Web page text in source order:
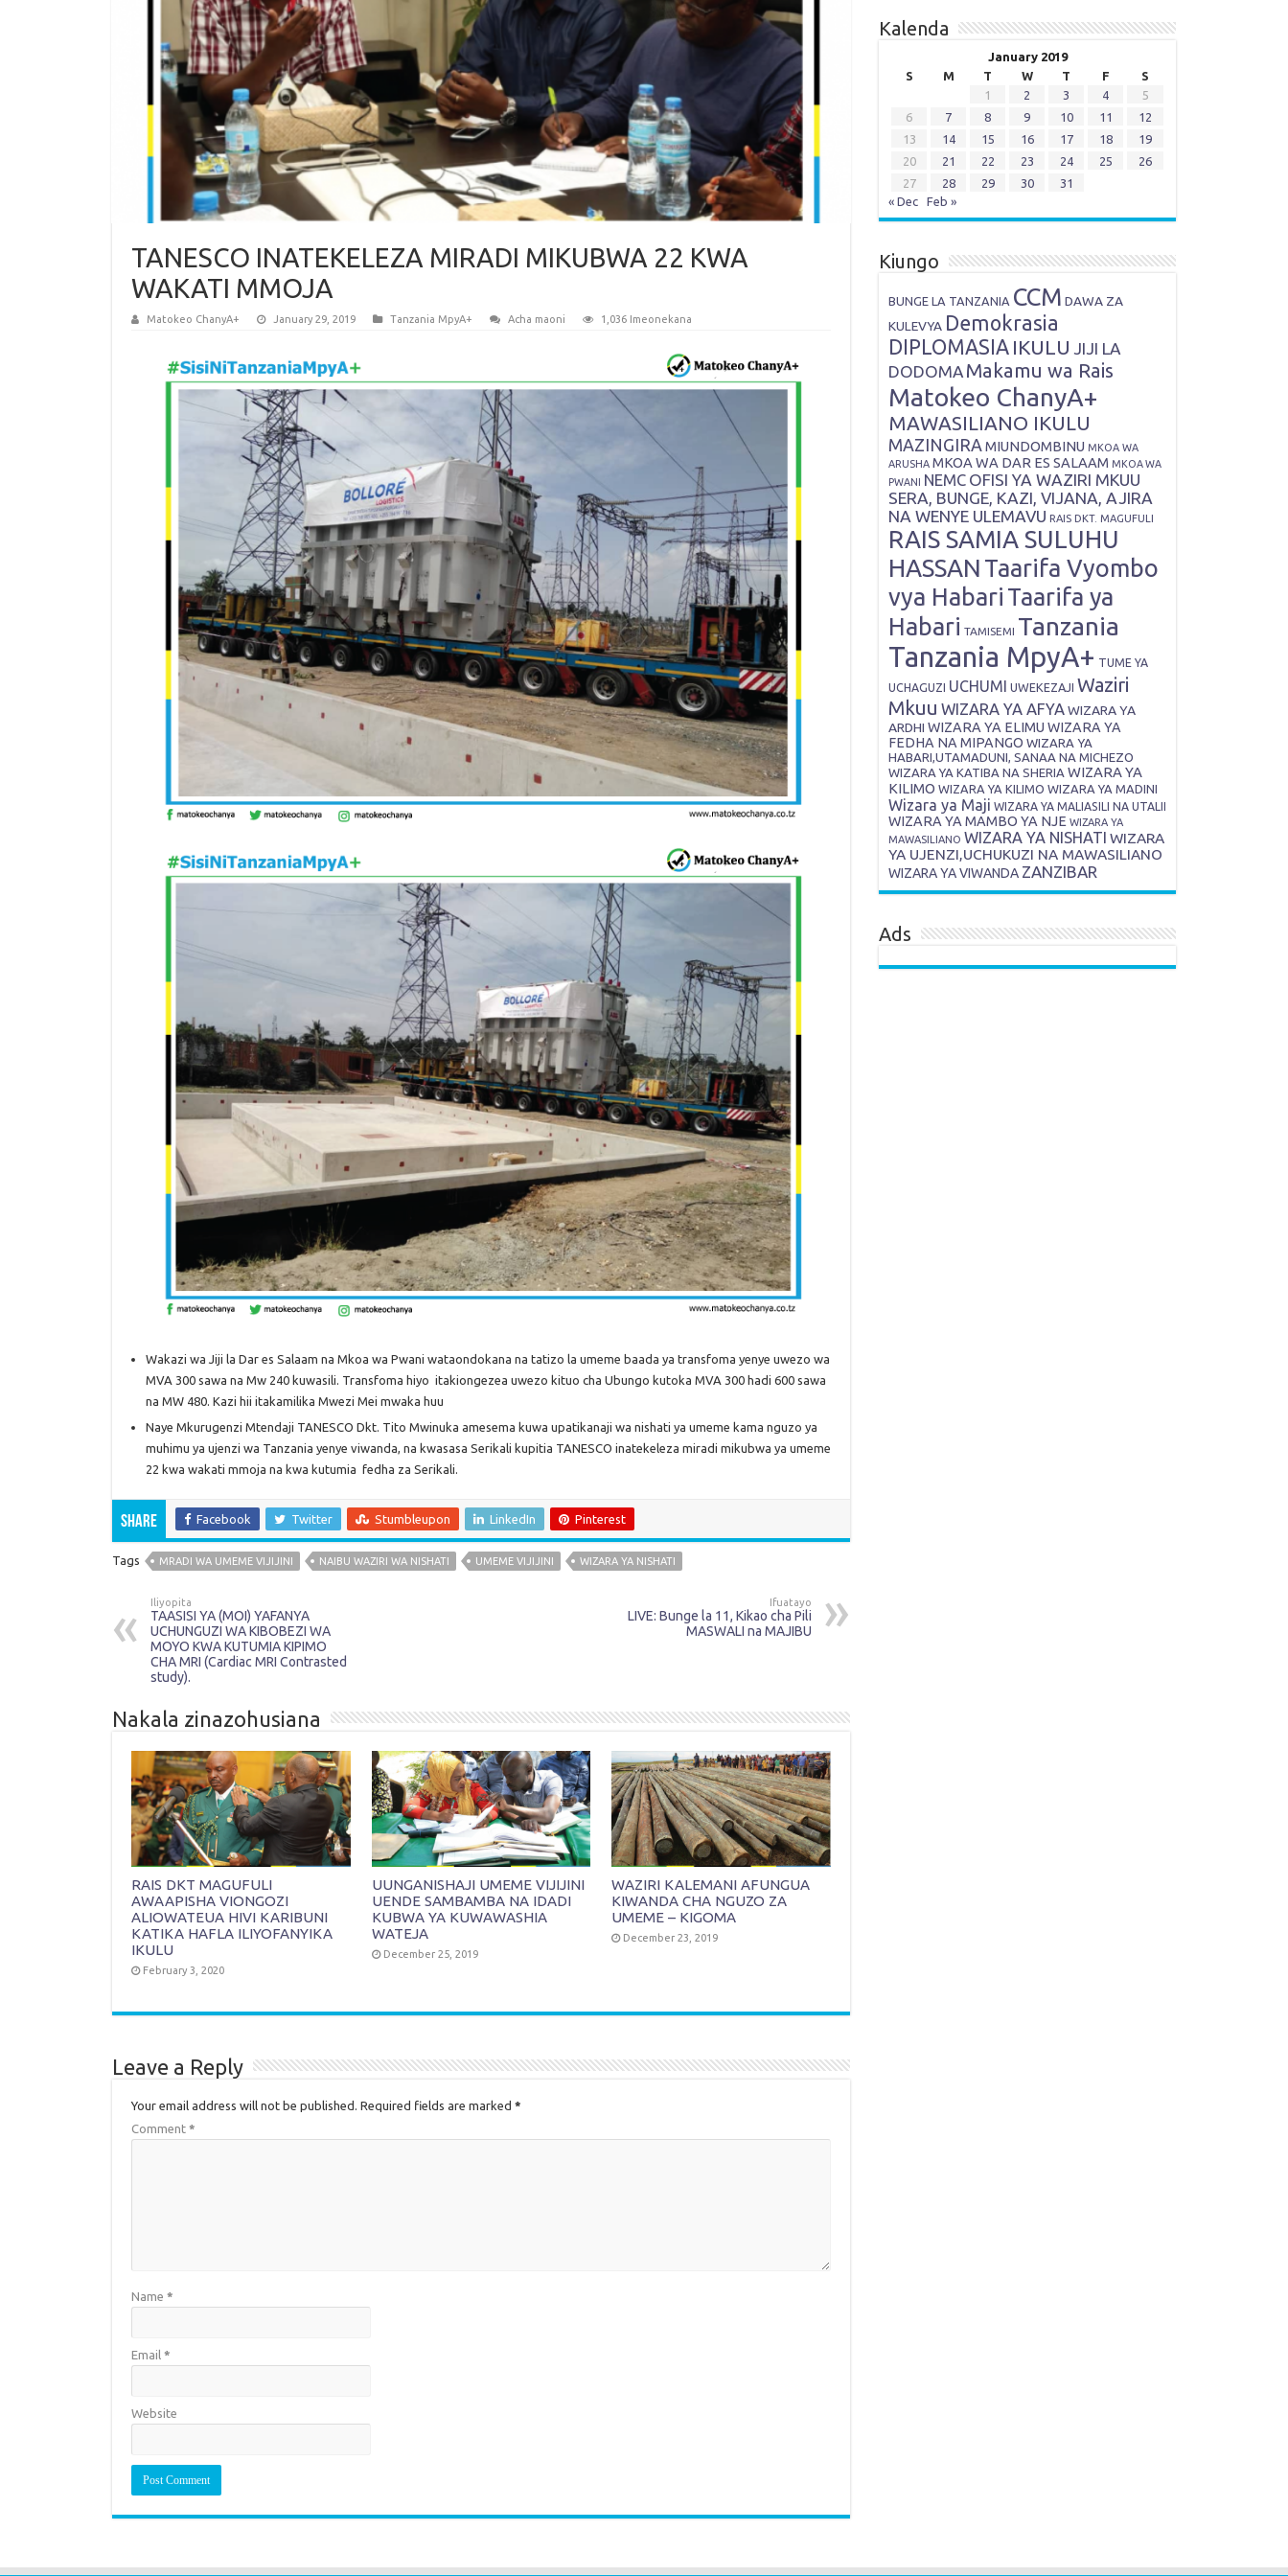
TANESCO INATEKELEZA MIRADI MIKUBWA 22 KWA
WAKATI MMOJA
Matokeo ChanyA+ January 29, 2019 Tanzania MpyA+ Acha maoni 1,036 Imeonekana
Wakazi wa Jiji la Dar es Salaam na Mkoa wa Pwani wataondokana na tatizo la umeme baada ya transfoma yenye uwezo wa
MVA 300 sawa na Mw 240 kuwasili. Transfoma hiyo itakiongezea uwezo kituo cha Ubungo kutoka MVA 300 hadi 600 sawa
na MW 480. Kazi hii itakamilika Mwezi Mei mwaka huu
Naye Mkurugenzi Mtendaji TANESCO Dkt. Tito Mwinuka amesema kuwa upatikanaji wa nishati ya umeme kama nguzo ya
muhimu ya ujenzi wa Tanzania yenye viwanda, na kwasasa Serikali kupitia TANESCO inatekeleza miradi mikubwa ya umeme
22 kwa wakati mmoja na kwa kutumia fedha za Serikali.
Share Facebook Twitter Stumbleupon LinkedIn Pinterest
Tags MRADI WA UMEME VIJIJINI NAIBU WAZIRI WA NISHATI UMEME VIJIJINI WIZARA YA NISHATI
Iliyopita
TAASISI YA (MOI) YAFANYA
UCHUNGUZI WA KIBOBEZI WA
MOYO KWA KUTUMIA KIPIMO
CHA MRI (Cardiac MRI Contrasted
study).
Ifuatayo
LIVE: Bunge la 11, Kikao cha Pili
MASWALI na MAJIBU
Nakala zinazohusiana
RAIS DKT MAGUFULI
AWAAPISHA VIONGOZI
ALIOWATEUA HIVI KARIBUNI
KATIKA HAFLA ILIYOFANYIKA
IKULU
February 3, 2020
UUNGANISHAJI UMEME VIJIJINI
UENDE SAMBAMBA NA IDADI
KUBWA YA KUWAWASHIA
WATEJA
December 25, 2019
WAZIRI KALEMANI AFUNGUA
KIWANDA CHA NGUZO ZA
UMEME – KIGOMA
December 23, 2019
Leave a Reply
Your email address will not be published. Required fields are marked *
Comment *
Name *
Email *
Website
Kalenda
January 2019
S
M T W T F
S
1
2 3 4
5
6
7 8 9 10 11
12
13
14 15 16 17 18
19
20
21 22 23 24 25
26
27
28 29 30
31
« Dec
Feb »
Kiungo
BUNGE LA TANZANIA CCM DAWA ZA
KULEVYA Demokrasia
DIPLOMASIA IKULU JIJI LA
DODOMA Makamu wa Rais
Matokeo ChanyA+
MAWASILIANO IKULU
MAZINGIRAMIUNDOMBINU MKOA WA
ARUSHA MKOA WA DAR ES SALAAM MKOA WA
PWANI NEMC OFISI YA WAZIRI MKUU
SERA, BUNGE, KAZI, VIJANA, AJIRA
NA WENYE ULEMAVU RAIS DKT. MAGUFULI
RAIS SAMIA SULUHU
HASSAN Taarifa Vyombo
vya Habari Taarifa ya
Habari TAMISEMI Tanzania
Tanzania MpyA+ TUME YA
UCHAGUZI UCHUMI UWEKEZAJI Waziri
Mkuu WIZARA YA AFYAWIZARA YA
ARDHI WIZARA YA ELIMU WIZARA YA
FEDHA NA MIPANGO WIZARA YA
HABARI,UTAMADUNI, SANAA NA MICHEZO
WIZARA YA KATIBA NA SHERIA WIZARA YA
KILIMO WIZARA YA KILIMO WIZARA YA MADINI
Wizara ya Maji WIZARA YA MALIASILI NA UTALII
WIZARA YA MAMBO YA NJE WIZARA YA
MAWASILIANO WIZARA YA NISHATI WIZARA
YA UJENZI,UCHUKUZI NA MAWASILIANO
WIZARA YA VIWANDA ZANZIBAR
Ads